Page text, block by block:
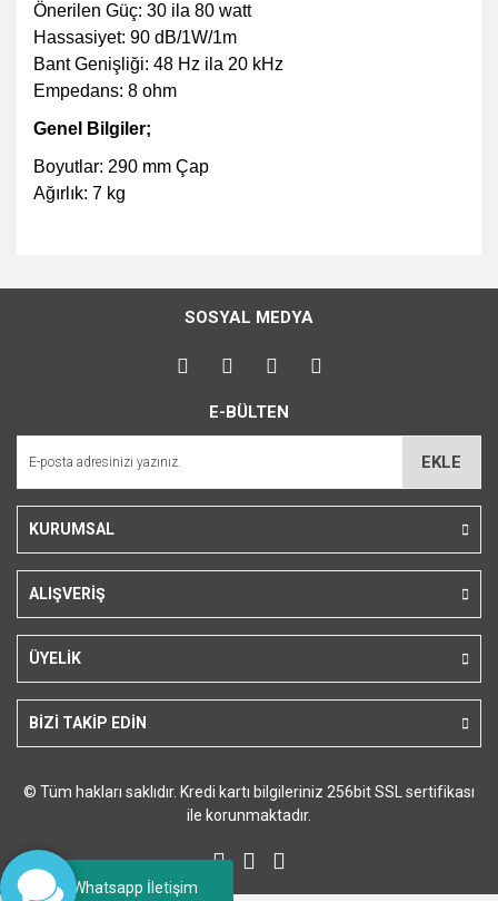
Whatsapp İletişim
Önerilen Güç: 30 ila 80 watt
Hassasiyet: 90 dB/1W/1m
Bant Genişliği: 48 Hz ila 20 kHz
Empedans: 8 ohm
Genel Bilgiler;
Boyutlar: 290 mm Çap
Ağırlık: 7 kg
konularda yetersiz gördüğünüz noktaları öneri formunu
kullanarak tarafımıza iletebilirsiniz.
Görüş ve önerileriniz için teşekkür ederiz.
Ürün açıklamasında eksik bilgiler bulunuyor.
Bu ürüne benzer farklı alternatifler olmalı.
SOSYAL MEDYA
E-BÜLTEN
EKLE
KURUMSAL
ALIŞVERİŞ
ÜYELİK
BİZİ TAKİP EDİN
© Tüm hakları saklıdır. Kredi kartı bilgileriniz 256bit SSL sertifikası
ile korunmaktadır.